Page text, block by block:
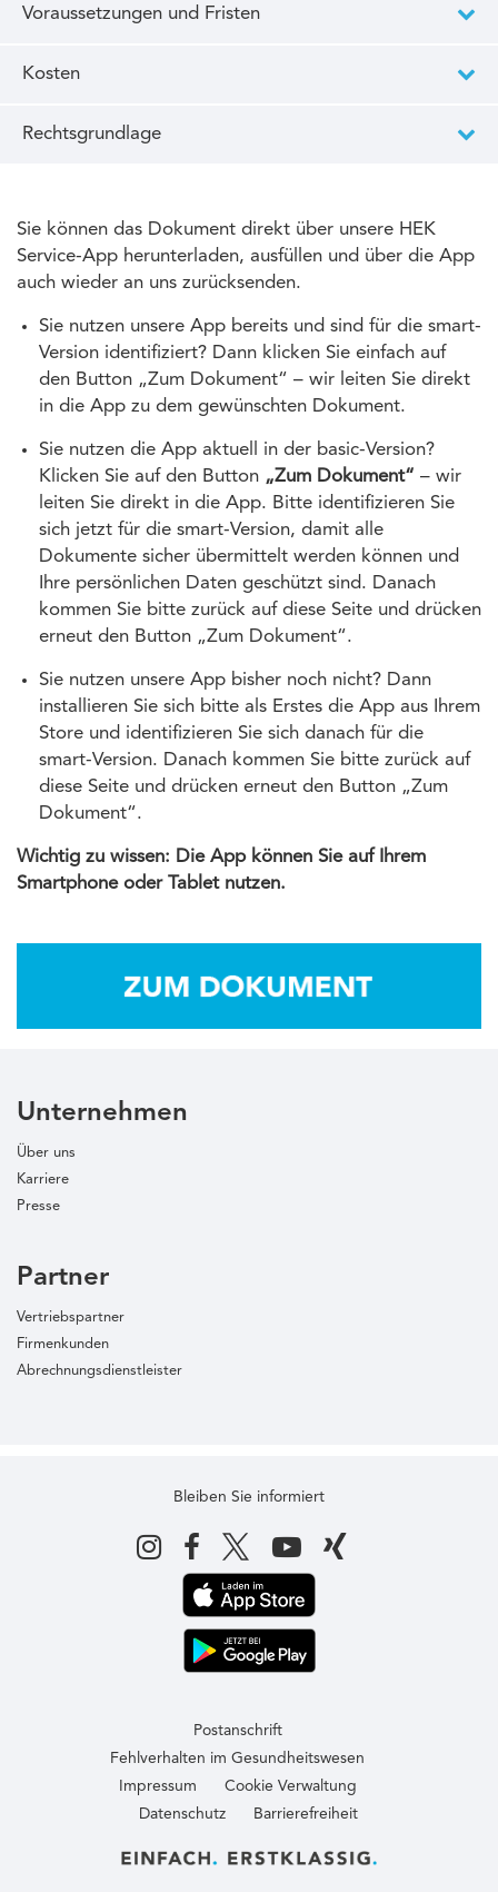
Voraussetzungen und Fristen
Kosten
Rechtsgrundlage
Sie können das Dokument direkt über unsere HEK
Service-App herunterladen, ausfüllen und über die App
auch wieder an uns zurücksenden.
Sie nutzen unsere App bereits und sind für die smart-
Version identifiziert? Dann klicken Sie einfach auf
den Button „Zum Dokument“ – wir leiten Sie direkt
in die App zu dem gewünschten Dokument.
Sie nutzen die App aktuell in der basic-Version?
Klicken Sie auf den Button „Zum Dokument“ – wir
leiten Sie direkt in die App. Bitte identifizieren Sie
sich jetzt für die smart-Version, damit alle
Dokumente sicher übermittelt werden können und
Ihre persönlichen Daten geschützt sind. Danach
kommen Sie bitte zurück auf diese Seite und drücken
erneut den Button „Zum Dokument“.
Sie nutzen unsere App bisher noch nicht? Dann
installieren Sie sich bitte als Erstes die App aus Ihrem
Store und identifizieren Sie sich danach für die
smart-Version. Danach kommen Sie bitte zurück auf
diese Seite und drücken erneut den Button „Zum
Dokument“.
Wichtig zu wissen: Die App können Sie auf Ihrem
Smartphone oder Tablet nutzen.
Unternehmen
Über uns
Karriere
Presse
Partner
Vertriebspartner
Firmenkunden
Abrechnungsdienstleister
Bleiben Sie informiert
Postanschrift
Fehlverhalten im Gesundheitswesen
Impressum
Cookie Verwaltung
Datenschutz
Barrierefreiheit